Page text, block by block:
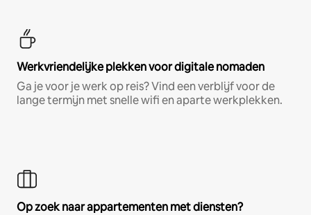
Werkvriendelijke plekken voor digitale nomaden
Ga je voor je werk op reis? Vind een verblijf voor de
lange termijn met snelle wifi en aparte werkplekken.
Op zoek naar appartementen met diensten?